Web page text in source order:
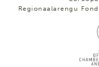
Regionaalarengu Fond